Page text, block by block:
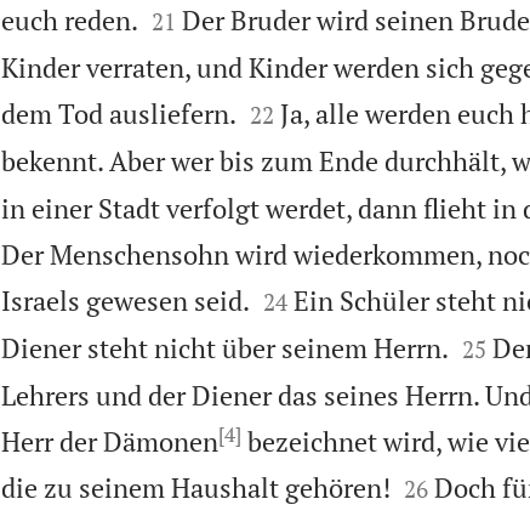
euch reden.
21 Der Bruder wird seinen
Kinder verraten, und Kinder werden sich
dem Tod ausliefern.
22 Ja, alle werden
bekennt. Aber wer bis zum Ende durchhält,
in einer Stadt verfolgt werdet, dann flieht in
Der Menschensohn wird wiederkommen,
Israels gewesen seid.
24 Ein Schüler steht
Diener steht nicht über seinem Herrn.
25
Lehrers und der Diener das seines Herrn.
Herr der Dämonen[4] bezeichnet wird, wie
die zu seinem Haushalt gehören!
26 Doch